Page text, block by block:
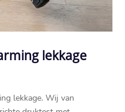
lekkage
lekkage. Wij van